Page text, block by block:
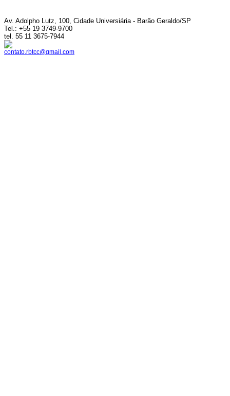
Av. Adolpho Lutz, 100, Cidade Universiária - Barão Geraldo/SP
Tel.: +55 19 3749-9700
tel. 55 11 3675-7944
contato.rbtcc@gmail.com